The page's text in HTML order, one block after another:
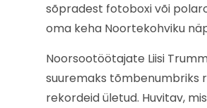
sõpradest fotoboxi või
oma keha Noortekohviku
Noorsootöötajate Liisi
suuremaks tõmbenumbriks
rekordeid ületud. Huvitav,